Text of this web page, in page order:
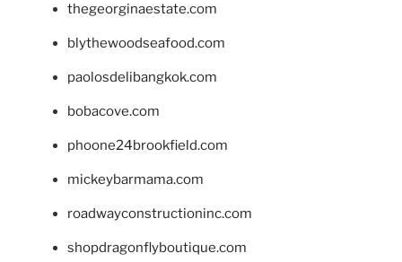
thegeorginaestate.com
blythewoodseafood.com
paolosdelibangkok.com
bobacove.com
phoone24brookfield.com
mickeybarmama.com
roadwayconstructioninc.com
shopdragonflyboutique.com